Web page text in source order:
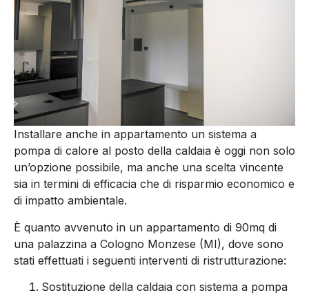
Installare anche in appartamento un sistema a
pompa di calore al posto della caldaia è oggi non solo
un’opzione possibile, ma anche una scelta vincente
sia in termini di efficacia che di risparmio economico e
di impatto ambientale.
È quanto avvenuto in un appartamento di 90mq di
una palazzina a Cologno Monzese (MI), dove sono
stati effettuati i seguenti interventi di ristrutturazione:
Sostituzione della caldaia con sistema a pompa